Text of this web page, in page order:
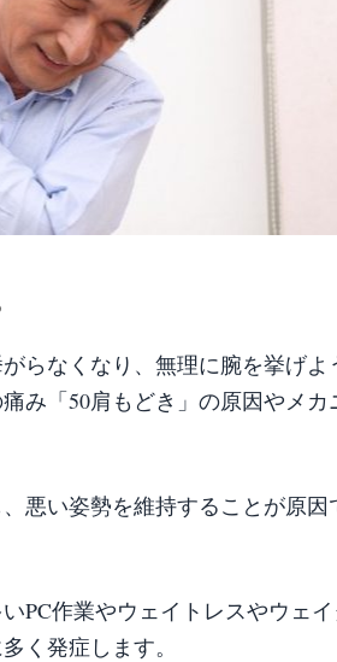
らなくなり、無理に腕を挙げよ
み「50肩もどき」の原因やメカ
悪い姿勢を維持することが原因
PC作業やウェイトレスやウェイ
く発症します。